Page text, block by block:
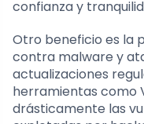
confianza y
Otro beneficio es la
contra malware y
actualizaciones
herramientas como
drásticamente las